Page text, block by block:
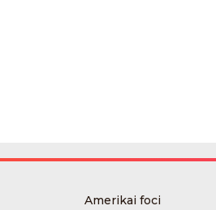
Amerikai foci